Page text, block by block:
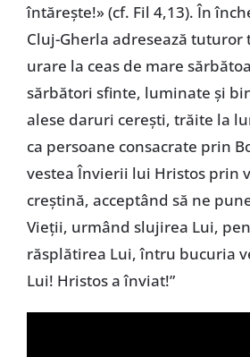
întăreşte!» (cf. Fil 4,13). În
Cluj-Gherla adresează
urare la ceas de mare
sărbători sfinte, luminate şi
alese daruri cereşti, trăite la
ca persoane consacrate prin
vestea Învierii lui Hristos prin
creştină, acceptând să ne
Vieţii, urmând slujirea Lui,
răsplătirea Lui, întru bucuria
Lui! Hristos a înviat!”